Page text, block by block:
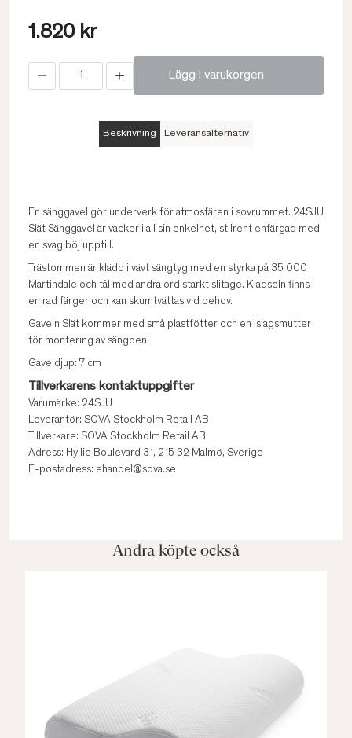
1.820 kr
Lägg i varukorgen
Beskrivning Leveransalternativ
En sänggavel gör underverk för atmosfären i sovrummet. 24SJU
Slät Sänggavel är vacker i all sin enkelhet, stilrent enfärgad med
en svag böj upptill.
Trästommen är klädd i vävt sängtyg med en styrka på 35 000
Martindale och tål med andra ord starkt slitage. Klädseln finns i
en rad färger och kan skumtvättas vid behov.
Gaveln Slät kommer med små plastfötter och en islagsmutter
för montering av sängben.
Gaveldjup: 7 cm
Tillverkarens kontaktuppgifter
Varumärke: 24SJU
Leverantör: SOVA Stockholm Retail AB
Tillverkare: SOVA Stockholm Retail AB
Adress: Hyllie Boulevard 31, 215 32 Malmö, Sverige
E-postadress: ehandel@sova.se
Andra köpte också